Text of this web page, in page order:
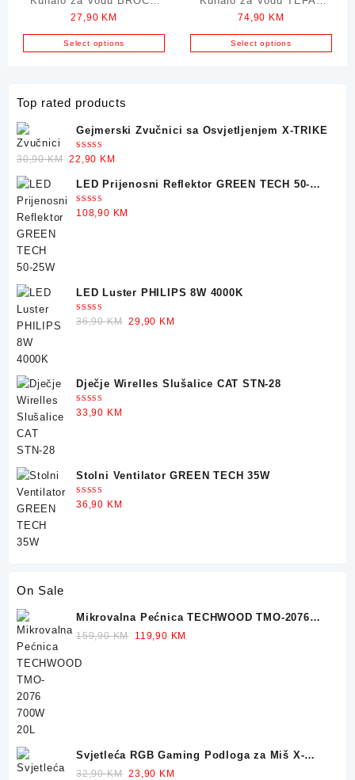
Transparent 1500W 1.8L
27,90 KM
Select options
Loft Black 2400W 1.7L
74,90 KM
Select options
Top rated products
Gejmerski Zvučnici sa Osvjetljenjem X-TRIKE
Ocjenjeno
5.00 od 5
30,90KM Original
was:
30,90 KM.
22,90 KM
is:
22,90 KM.
LED Prijenosni Reflektor GREEN TECH 50-
25W
Ocjenjeno
5.00od 5
108,90 KM
LED Luster PHILIPS 8W 4000K
Ocjenjeno
5.00od 5
36,90KM Original
29,90 KM
Dječje Wirelles Slušalice CAT STN-28
Ocjenjeno
5.00 od 5
33,90 KM
Stolni Ventilator GREEN TECH 35W
Ocjenjeno
5.00od 5
36,90 KM
On Sale
Mikrovalna Pećnica TECHWOOD TMO-2076
700W 20L
159,90KM
Original
119,90 KM
Svjetleća RGB Gaming Podloga za Miš X-
TRIKE 77x30cm
32,90KM Original
23,90 KM